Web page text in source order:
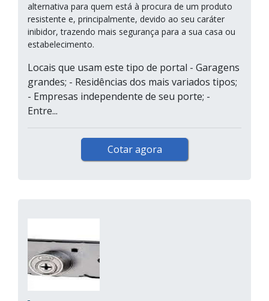
alternativa para quem está à procura de um produto
resistente e, principalmente, devido ao seu caráter
inibidor, trazendo mais segurança para a sua casa ou
estabelecimento.
Locais que usam este tipo de portal - Garagens
grandes; - Residências dos mais variados tipos;
- Empresas independente de seu porte; -
Entre...
Cotar agora